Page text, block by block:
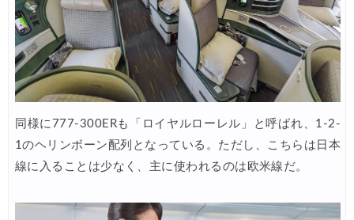
06/11 HIS) イギリスツアー(添乗員同行) 最大15,000円OFFクーポ
06/11 JAL) 海外航空券タイムセール
06/10 楽天トラベル) 海外ツアー 最大30,000円OFFクーポン
06/11 楽天トラベル) 海外ツアー(スーパーセール) 最大50,000円OFFクー
06/08 Expedia) ホテル(VISA所有者) 18%OFFクーポン
Expedia) 航空券+ホテル 4,500円OFFクーポン
HIS) 韓国航空券(関西発) 2,000円OFFクーポン
同様に777-300ERも「ロイヤルローレル」と呼ばれ、1-2-
1のヘリンボーン配列となっている。ただし、こちらは日本
線に入ることは少なく、主に使われるのは欧米線だ。